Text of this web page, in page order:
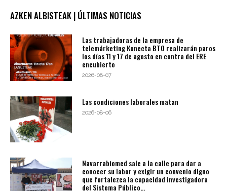
AZKEN ALBISTEAK | ÚLTIMAS NOTICIAS
Las trabajadoras de la empresa de
telemárketing Konecta BTO realizarán paros
los días 11 y 17 de agosto en contra del ERE
encubierto
2026-08-07
Las condiciones laborales matan
2026-08-06
Navarrabiomed sale a la calle para dar a
conocer su labor y exigir un convenio digno
que fortalezca la capacidad investigadora
del Sistema Público...